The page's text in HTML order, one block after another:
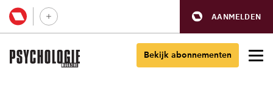
AANMELDEN
Bekijk abonnementen